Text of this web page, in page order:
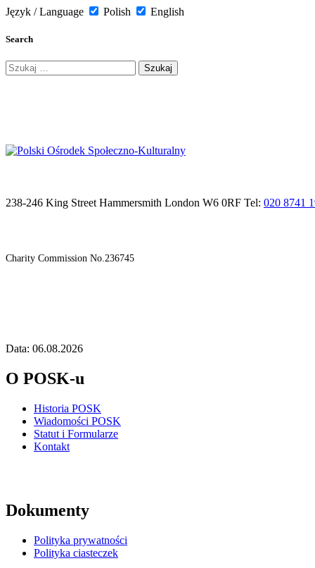
Język / Language Polish English
Search
Szukaj:
238-246 King Street Hammersmith London W6 0RF Tel: 020 8741
Charity Commission No.236745
Data: 06.08.2026
O POSK-u
Historia POSK
Wiadomości POSK
Statut i Formularze
Kontakt
Dokumenty
Polityka prywatności
Polityka ciasteczek